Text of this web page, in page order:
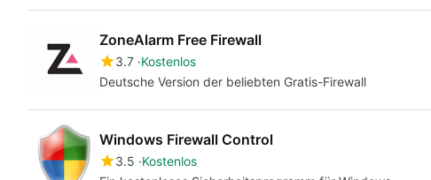
ZoneAlarm Free Firewall
3.7 Kostenlos
Deutsche Version der beliebten Gratis-Firewall
Windows Firewall Control
3.5 Kostenlos